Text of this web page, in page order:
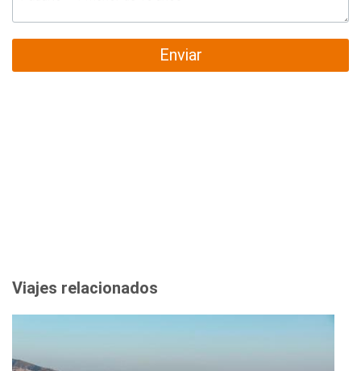
Enviar
Viajes relacionados